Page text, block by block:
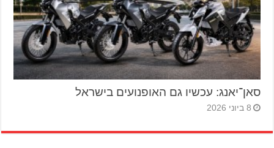
סאן־יאנג: עכשיו גם האופנועים בישראל
8 ביוני 2026